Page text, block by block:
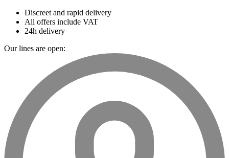
Discreet and rapid delivery
All offers include VAT
24h delivery
Our lines are open: